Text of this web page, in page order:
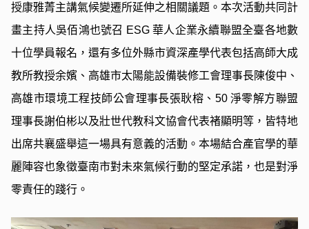
授康雅菁主講氣候變遷所延伸之相關議題。本次活動共同計
畫主持人吳佰鴻也號召 ESG 華人企業永續聯盟全臺各地數
十位學員報名，還有多位外縣市資深產學代表包括高師大成
教所教授余嬪、高雄市太陽能設備裝修工會理事長陳俊中、
高雄市環境工程技師公會理事長張耿榕、50 淨零解方聯盟
理事長謝伯彬以及壯世代教科文協會代表褚顯明等，皆特地
出席共襄盛舉這一場具有意義的活動。本場結合產官學的華
麗陣容也象徵臺南市對未來氣候行動的堅定承諾，也是對淨
零責任的踐行。